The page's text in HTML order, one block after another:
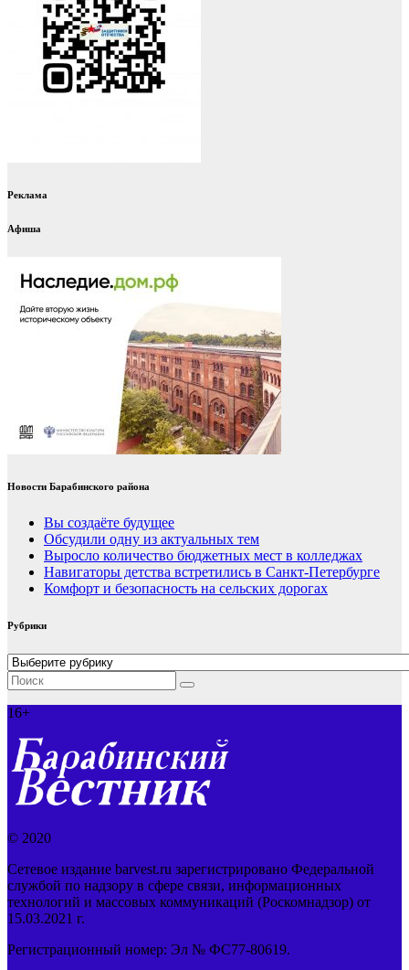
Реклама
Афиша
Новости Барабинского района
Вы создаёте будущее
Обсудили одну из актуальных тем
Выросло количество бюджетных мест в колледжах
Навигаторы детства встретились в Санкт-Петербурге
Комфорт и безопасность на сельских дорогах
Рубрики
Рубрики
16+
© 2020
Сетевое издание barvest.ru зарегистрировано Федеральной
службой по надзору в сфере связи, информационных
технологий и массовых коммуникаций (Роскомнадзор) от
15.03.2021 г.
Регистрационный номер: Эл № ФС77-80619.